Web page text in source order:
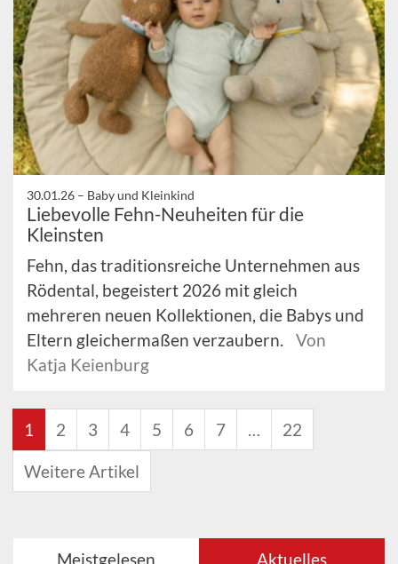
30.01.26 – Baby und Kleinkind
Liebevolle Fehn-Neuheiten für die
Kleinsten
Fehn, das traditionsreiche Unternehmen aus
Rödental, begeistert 2026 mit gleich
mehreren neuen Kollektionen, die Babys und
Eltern gleichermaßen verzaubern.
Von
Katja Keienburg
1 2 3 4 5 6 7 … 22
Weitere Artikel
Meistgelesen Aktuelles